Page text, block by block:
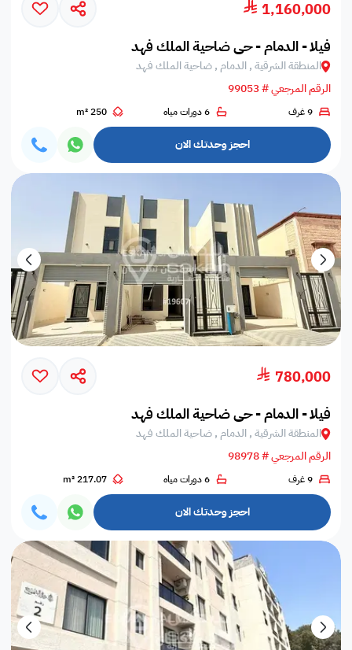
1,160,000
فيلا - الدمام - حي ضاحية الملك فهد
المنطقة الشرقية , الدمام , ضاحية الملك فهد
الرقم المرجعي # 99053
9 غرف 6 دورات مياه 250 m²
احجز وحدتك الان
780,000
فيلا - الدمام - حي ضاحية الملك فهد
المنطقة الشرقية , الدمام , ضاحية الملك فهد
الرقم المرجعي # 98978
9 غرف 6 دورات مياه 217.07 m²
احجز وحدتك الان